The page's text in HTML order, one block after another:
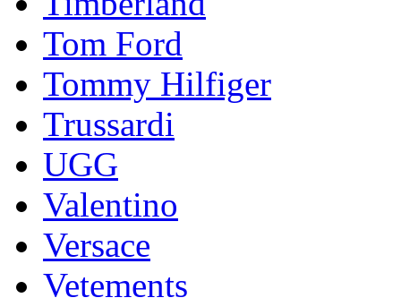
Tom Ford
Tommy Hilfiger
Trussardi
UGG
Valentino
Versace
Vetements